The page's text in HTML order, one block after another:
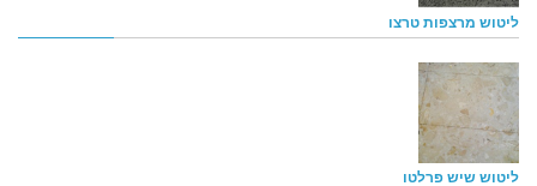
ליטוש מרצפות טרצו
ליטוש שיש פרלטו